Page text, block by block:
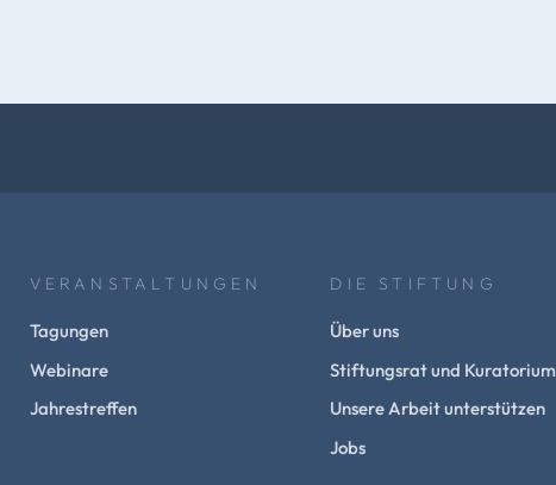
VERANSTALTUNGEN
Tagungen
Webinare
Jahrestreffen
DIE STIFTUNG
Über uns
Stiftungsrat und Kuratorium
Unsere Arbeit unterstützen
Jobs